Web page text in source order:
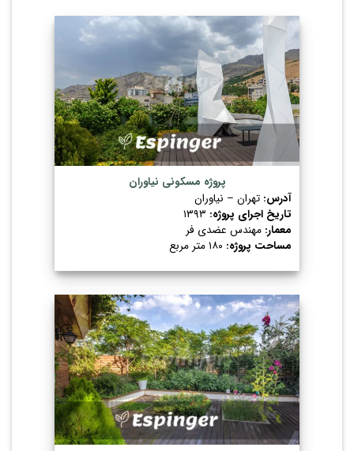
پروژه مسکونی نیاوران
آدرس: تهران – نیاوران
تاریخ اجرای پروژه: ۱۳۹۳
معمار: مهندس عضدی فر
مساحت پروژه: